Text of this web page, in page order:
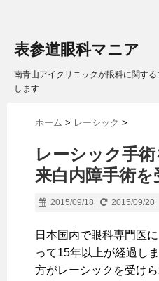
表参道眼科マニア
南青山アイクリニックが眼科に関す
します
ホーム > レーシック >
レーシック手
来白内障手術
2015/09/18 2015/09/20
日本国内で眼科専門医
って15年以上が経過し
方がレーシックを受け